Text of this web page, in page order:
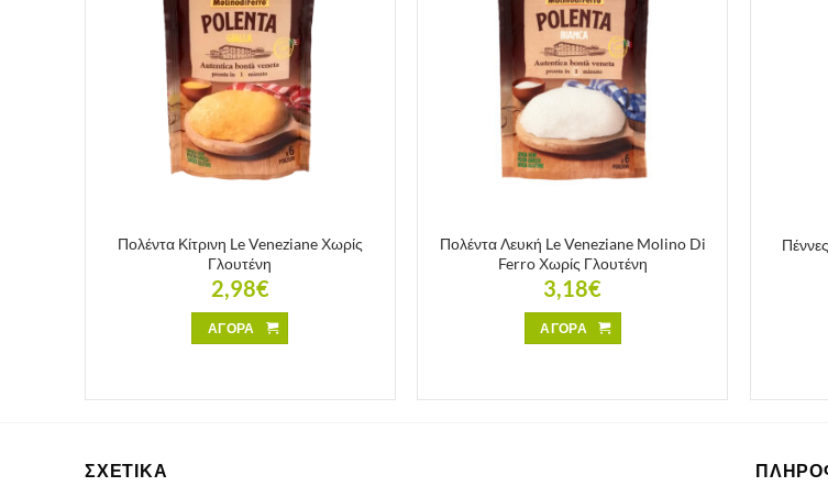
Πολέντα Κίτρινη Le Veneziane Χωρίς
Γλουτένη
2,98€
ΑΓΟΡΑ
Πολέντα Λευκή Le Veneziane Molino Di
Ferro Χωρίς Γλουτένη
3,18€
ΑΓΟΡΑ
ΣΧΕΤΙΚΑ